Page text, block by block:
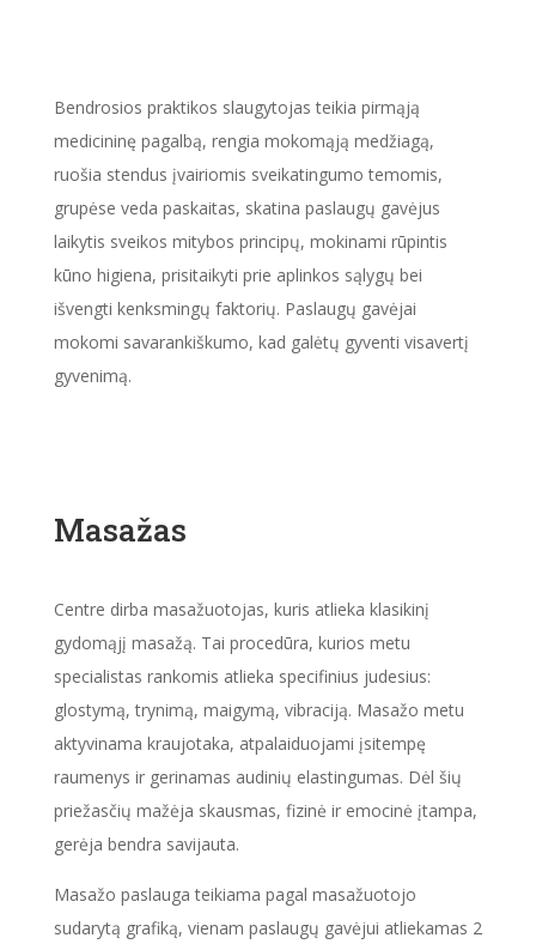
Bendrosios praktikos slaugytojas teikia pirmąją
medicininę pagalbą, rengia mokomąją medžiagą,
ruošia stendus įvairiomis sveikatingumo temomis,
grupėse veda paskaitas, skatina paslaugų gavėjus
laikytis sveikos mitybos principų, mokinami rūpintis
kūno higiena, prisitaikyti prie aplinkos sąlygų bei
išvengti kenksmingų faktorių. Paslaugų gavėjai
mokomi savarankiškumo, kad galėtų gyventi visavertį
gyvenimą.
Masažas
Centre dirba masažuotojas, kuris atlieka klasikinį
gydomąjį masažą. Tai procedūra, kurios metu
specialistas rankomis atlieka specifinius judesius:
glostymą, trynimą, maigymą, vibraciją. Masažo metu
aktyvinama kraujotaka, atpalaiduojami įsitempę
raumenys ir gerinamas audinių elastingumas. Dėl šių
priežasčių mažėja skausmas, fizinė ir emocinė įtampa,
gerėja bendra savijauta.
Masažo paslauga teikiama pagal masažuotojo
sudarytą grafiką, vienam paslaugų gavėjui atliekamas 2